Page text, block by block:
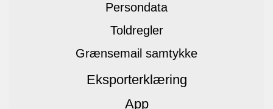
Persondata
Toldregler
Grænsemail samtykke
Eksporterklæring
App